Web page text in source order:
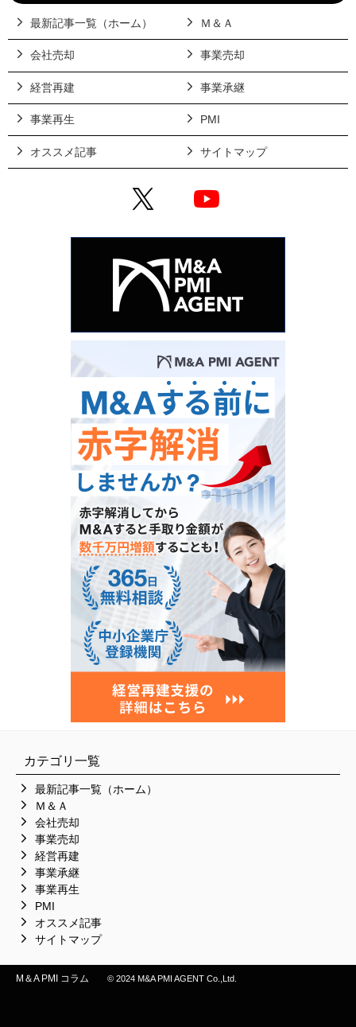
最新記事一覧（ホーム） Ｍ＆Ａ
会社売却 事業売却
経営再建 事業承継
事業再生 PMI
オススメ記事 サイトマップ
X
カテゴリ一覧
最新記事一覧（ホーム）
Ｍ＆Ａ
会社売却
事業売却
経営再建
事業承継
事業再生
PMI
オススメ記事
サイトマップ
M＆A PMI コラム © 2024 M&A PMI AGENT Co.,Ltd.